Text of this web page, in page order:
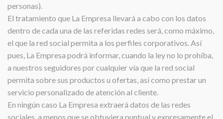
personas).
El tratamiento que La Empresa llevará a cabo con los datos
dentro de cada una de las referidas redes será, como máximo,
el que la red social permita a los perfiles corporativos. Así
pues, La Empresa podrá informar, cuando la ley no lo prohíba,
a nuestros seguidores por cualquier vía que la red social
permita sobre sus productos u ofertas, así como prestar un
servicio personalizado de atención al cliente.
En ningún caso La Empresa extraerá datos de las redes
sociales, a menos que se obtuviera puntual y expresamente el